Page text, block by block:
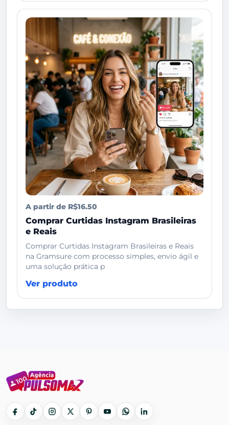
A partir de R$16.50
Comprar Curtidas Instagram Brasileiras
e Reais
Comprar Curtidas Instagram Brasileiras e Reais
na Gramsure com processo simples, envio ágil e
uma solução prática p
Ver produto